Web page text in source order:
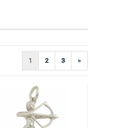
1 2 3 »